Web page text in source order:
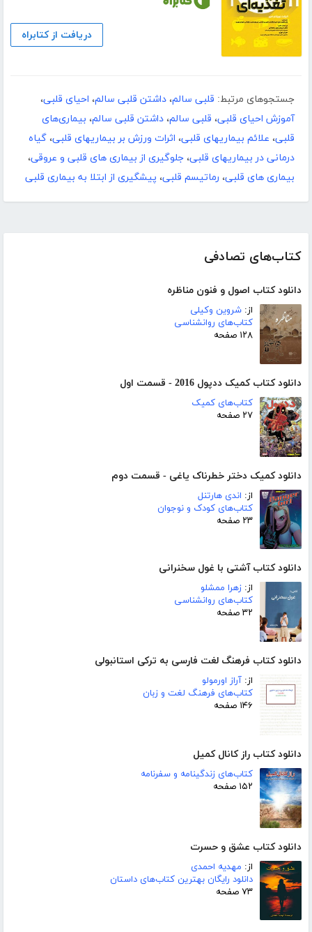
کتاب‌های تصادفی
دانلود کتاب اصول و فنون مناظره
از: شروین وکیلی
کتاب‌های روانشناسی
۱۲۸ صفحه
دانلود کتاب کمیک ددپول 2016 - قسمت اول
کتاب‌های کمیک
۲۷ صفحه
دانلود کمیک دختر خطرناک یاغی - قسمت دوم
از: اندی هارتنل
کتاب‌های کودک و نوجوان
۲۳ صفحه
دانلود کتاب آشتی با غول سخنرانی
از: زهرا ممشلو
کتاب‌های روانشناسی
۳۲ صفحه
دانلود کتاب فرهنگ لغت فارسی به ترکی استانبولی
از: آراز اورمولو
کتاب‌های فرهنگ لغت و زبان
۱۴۶ صفحه
دانلود کتاب راز کانال کمیل
کتاب‌های زندگینامه و سفرنامه
۱۵۲ صفحه
دانلود کتاب عشق و حسرت
از: مهدیه احمدی
دانلود رایگان بهترین کتاب‌های داستان
۷۳ صفحه
دریافت از کتابراه
جستجوهای مرتبط: قلبی سالم، داشتن قلبی سالم، احیای قلبی،
آموزش احیای قلبی، قلبی سالم، داشتن قلبی سالم، بیماری‌های
قلبی، علائم بیماریهای قلبی، اثرات ورزش بر بیماریهای قلبی، گیاه
درمانی در بیماریهای قلبی، جلوگیری از بیماری های قلبی و عروقی،
بیماری های قلبی، رماتیسم قلبی، پیشگیری از ابتلا به بیماری قلبی